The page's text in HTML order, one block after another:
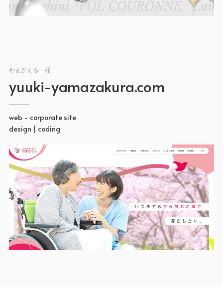
やまざくら 様
yuuki-yamazakura.com
web - corporate site
design | coding